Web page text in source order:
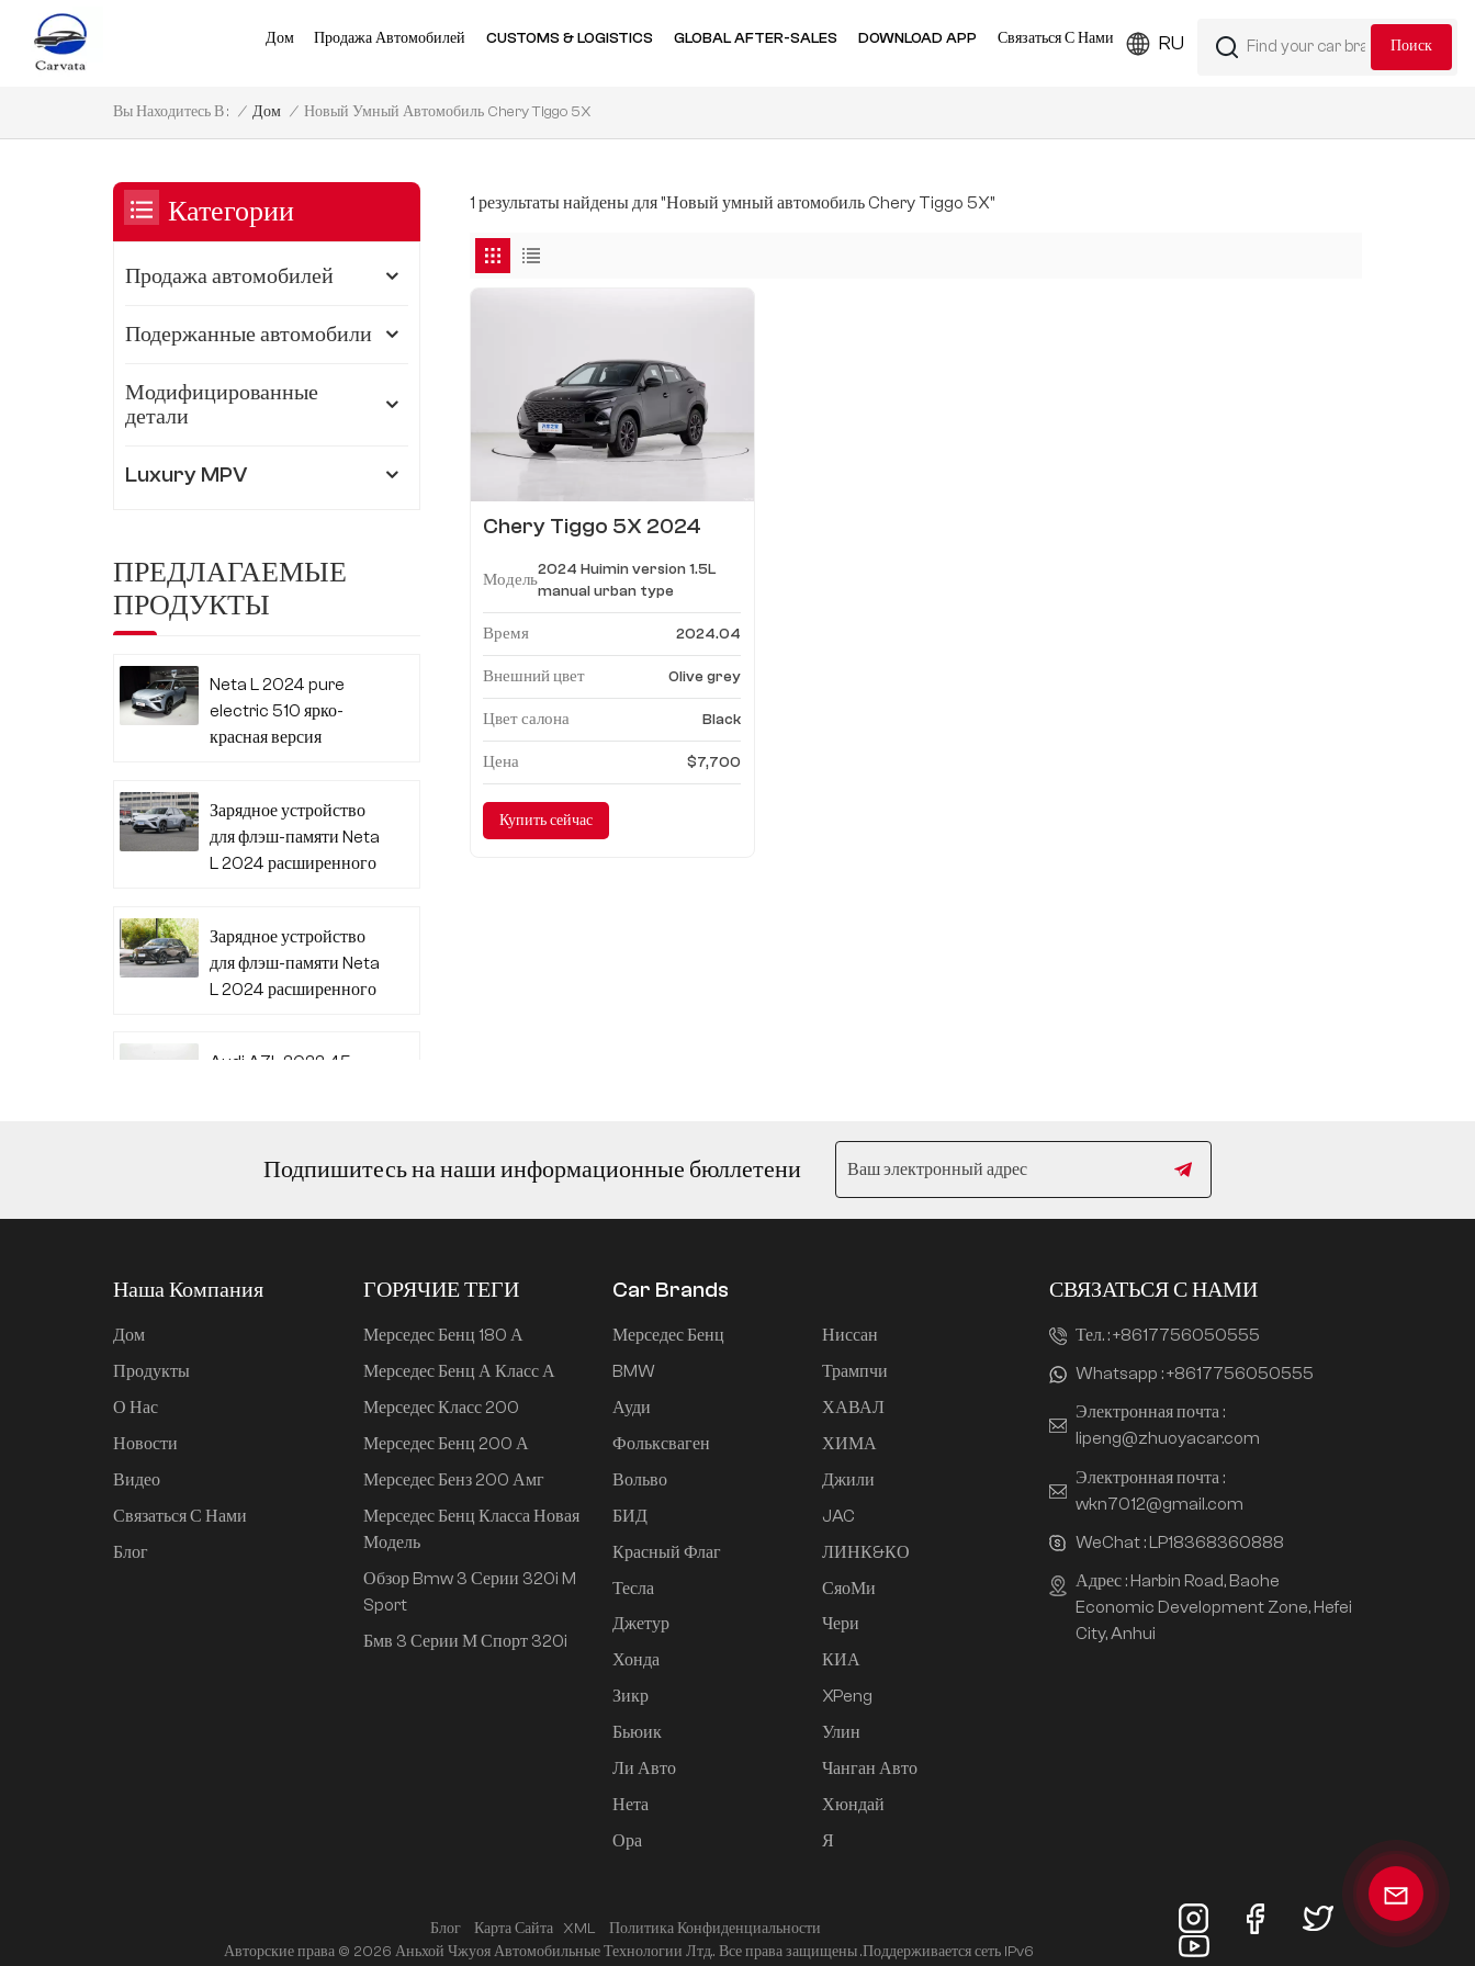
RU
Дом Продажа Автомобилей CUSTOMS & LOGISTICS GLOBAL AFTER-SALES DOWNLOAD APP Связаться С Нами
Вы Находитесь В : / Дом / Новый Умный Автомобиль Chery Tiggo 5X
1 результаты найдены для "Новый умный автомобиль Chery Tiggo 5X"
Chery Tiggo 5X 2024
механика городского типа
Модель
2024 Huimin version 1.5L
manual urban type
Время 2024.04
Внешний цвет Olive grey
Цвет салона Black
Цена $7,700
Купить сейчас
Категории
Продажа автомобилей
Подержанные автомобили
Модифицированные
детали
Luxury MPV
ПРЕДЛАГАЕМЫЕ
ПРОДУКТЫ
Neta L 2024 pure
electric 510 ярко-
красная версия
Зарядное устройство
для флэш-памяти Neta
L 2024 расширенного
Зарядное устройство
для флэш-памяти Neta
L 2024 расширенного
Audi A7L 2022 45
Ли Авто L6 2024
Макс.
Ли Авто L6 2024 Про
дальнобойная версия
для умного вождения
Mi SU7 2024, 830 км,
Подпишитесь на наши информационные бюллетени
Наша Компания
Дом
Продукты
О Нас
Новости
Видео
Связаться С Нами
Блог
ГОРЯЧИЕ ТЕГИ
Мерседес Бенц 180 А
Мерседес Бенц А Класс А
Мерседес Класс 200
Мерседес Бенц 200 А
Мерседес Бенз 200 Амг
Мерседес Бенц Класса Новая
Модель
Обзор Bmw 3 Серии 320i M
Sport
Бмв 3 Серии М Спорт 320i
Car Brands
Мерседес Бенц
BMW
Ауди
Фольксваген
Вольво
БИД
Красный Флаг
Тесла
Джетур
Хонда
Зикр
Бьюик
Ли Авто
Нета
Ора
Ниссан
Трампчи
ХАВАЛ
ХИМА
Джили
JAC
ЛИНК&КО
СяоМи
Чери
КИА
XPeng
Улин
Чанган Авто
Хюндай
Я
СВЯЗАТЬСЯ С НАМИ
Тел. :+8617756050555
Whatsapp :+8617756050555
Электронная почта :
lipeng@zhuoyacar.com
Электронная почта :
wkn7012@gmail.com
WeChat : LP18368360888
Адрес : Harbin Road, Baohe
Economic Development Zone, Hefei
City, Anhui
Блог Карта Сайта XML
Политика Конфиденциальности
Авторские права © 2026 Аньхой Чжуоя Автомобильные Технологии Лтд.. Все права защищены .Поддерживается сеть IPv6